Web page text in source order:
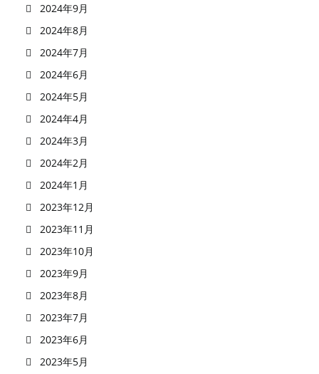
2024年9月
2024年8月
2024年7月
2024年6月
2024年5月
2024年4月
2024年3月
2024年2月
2024年1月
2023年12月
2023年11月
2023年10月
2023年9月
2023年8月
2023年7月
2023年6月
2023年5月